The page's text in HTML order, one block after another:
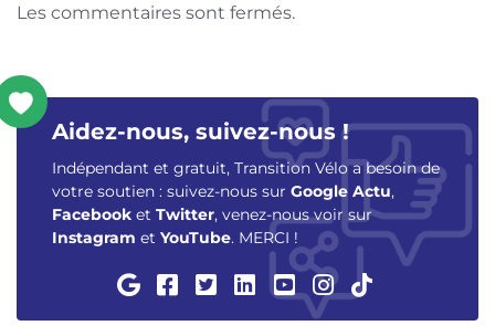
Les commentaires sont fermés.
Aidez-nous, suivez-nous !
Indépendant et gratuit, Transition Vélo a besoin de
votre soutien : suivez-nous sur Google Actu,
Facebook et Twitter, venez-nous voir sur
Instagram et YouTube. MERCI !